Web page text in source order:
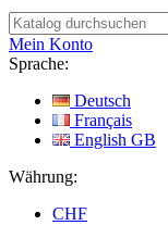
Mein Konto
Sprache:
Deutsch
Français
English GB
Währung:
CHF